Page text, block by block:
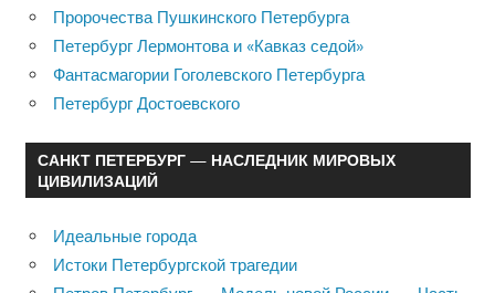
Пророчества Пушкинского Петербурга
Петербург Лермонтова и «Кавказ седой»
Фантасмагории Гоголевского Петербурга
Петербург Достоевского
САНКТ ПЕТЕРБУРГ — НАСЛЕДНИК МИРОВЫХ
ЦИВИЛИЗАЦИЙ
Идеальные города
Истоки Петербургской трагедии